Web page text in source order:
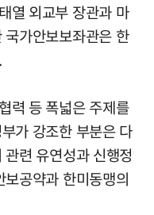
열 외교부 장관과 마
가안보보좌관은 한
력 등 폭넓은 주제를
가 강조한 부분은 다
련 유연성과 신행정
공약과 한미동맹의